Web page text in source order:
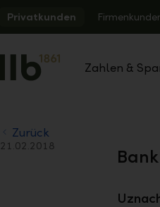
Privatkunden
Zahlen &
Zurück
21.02.2018